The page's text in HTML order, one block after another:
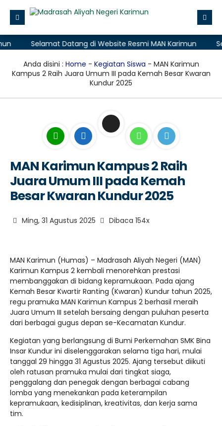
Beranda
Profile
Zona Integritas
Selamat Datang di Website Resmi MAN Karimun
Anda disini : Home - Kegiatan Siswa - MAN Karimun
Kampus 2 Raih Juara Umum III pada Kemah Besar Kwaran
Kundur 2025
MAN Karimun Kampus 2 Raih
Juara Umum III pada Kemah
Besar Kwaran Kundur 2025
Ming, 31 Agustus 2025 Dibaca 154x
MAN Karimun (Humas) – Madrasah Aliyah Negeri (MAN)
Karimun Kampus 2 kembali menorehkan prestasi
membanggakan di bidang kepramukaan. Pada ajang
Kemah Besar Kwartir Ranting (Kwaran) Kundur tahun 2025,
regu pramuka MAN Karimun Kampus 2 berhasil meraih
Juara Umum III setelah bersaing dengan puluhan peserta
dari berbagai gugus depan se-Kecamatan Kundur.
Kegiatan yang berlangsung di Bumi Perkemahan SMK Bina
Insar Kundur ini diselenggarakan selama tiga hari, mulai
tanggal 29 hingga 31 Agustus 2025. Ajang tersebut diikuti
oleh ratusan pramuka mulai dari tingkat siaga,
penggalang dan penegak dengan berbagai cabang
lomba yang menekankan pada keterampilan
kepramukaan, kedisiplinan, kreativitas, dan kerja sama
tim.